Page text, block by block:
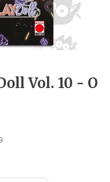
Vol. 10 - O